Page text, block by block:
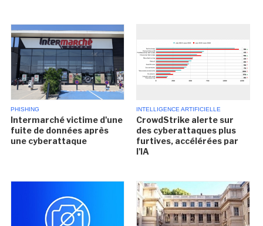
PHISHING
Intermarché victime d'une
fuite de données après
une cyberattaque
INTELLIGENCE ARTIFICIELLE
CrowdStrike alerte sur
des cyberattaques plus
furtives, accélérées par
l'IA